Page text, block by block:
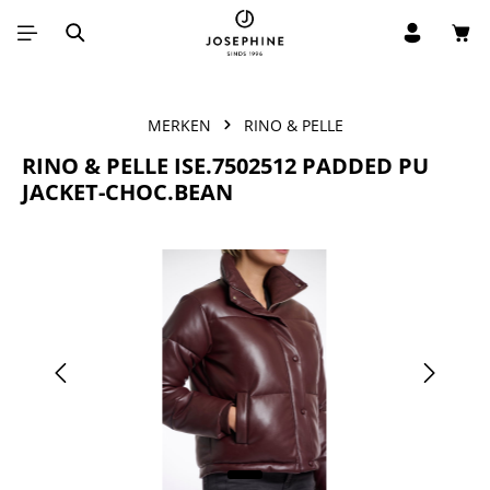
Ga naar de hoofdinhoud
MERKEN RINO & PELLE
RINO & PELLE ISE.7502512 PADDED PU
JACKET-CHOC.BEAN